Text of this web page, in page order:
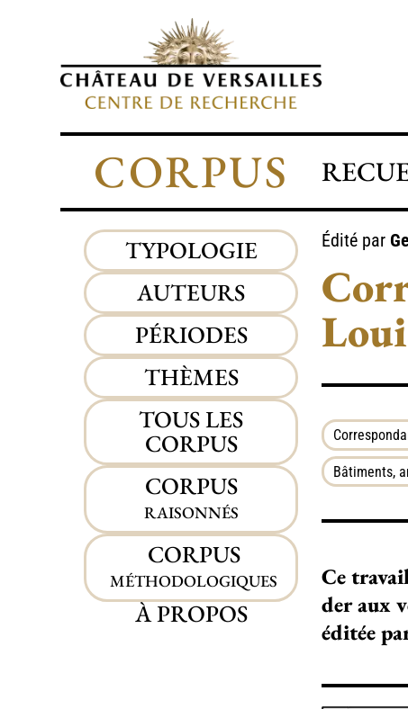
CORPUS
TYPOLOGIE
AUTEURS
PÉRIODES
THÈMES
TOUS LES
CORPUS
CORPUS
RAISONNÉS
CORPUS
MÉTHODOLOGIQUES
À PROPOS
Édité par
Bâtiments,
Ce
der aux
éditée